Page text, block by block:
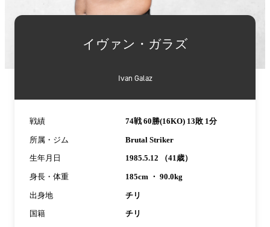
イヴァン・ガラズ
Ivan Galaz
戦績 74戦 60勝(16KO) 13敗 1分
所属・ジム Brutal Striker
生年月日 1985.5.12 （41歳）
身長・体重 185cm ・ 90.0kg
出身地 チリ
国籍 チリ